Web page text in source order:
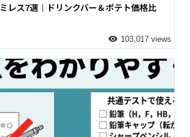
レス7選｜ドリンクバー＆ポテト価格比
103,017 views